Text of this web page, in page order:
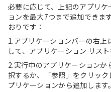
必要に応じて、上記のアプリ
ョンを最大7つまで追加できま
おりです：
1.アプリケーションバーの右上
して、アプリケーション リスト
2.実行中のアプリケーション
択するか、「参照」をクリッ
プリケーションから追加します。